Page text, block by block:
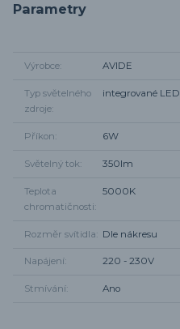
Parametry
Výrobce AVIDE
Typ světelného
zdroje
integrované LED
Příkon 6W
Světelný tok 350lm
Teplota
chromatičnosti
5000K
Rozměr svítidla Dle nákresu
Napájení 220 - 230V
Stmívání Ano